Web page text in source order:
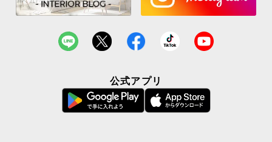
公式アプリ